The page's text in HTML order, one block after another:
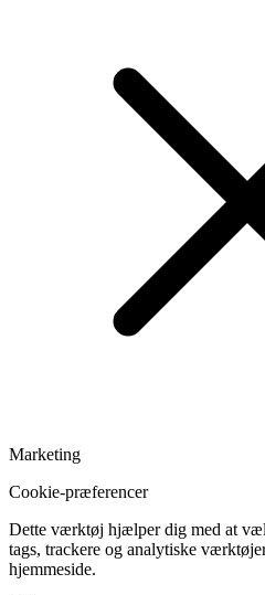
Marketing
Cookie-præferencer
Dette værktøj hjælper dig med at
tags, trackere og analytiske
hjemmeside.